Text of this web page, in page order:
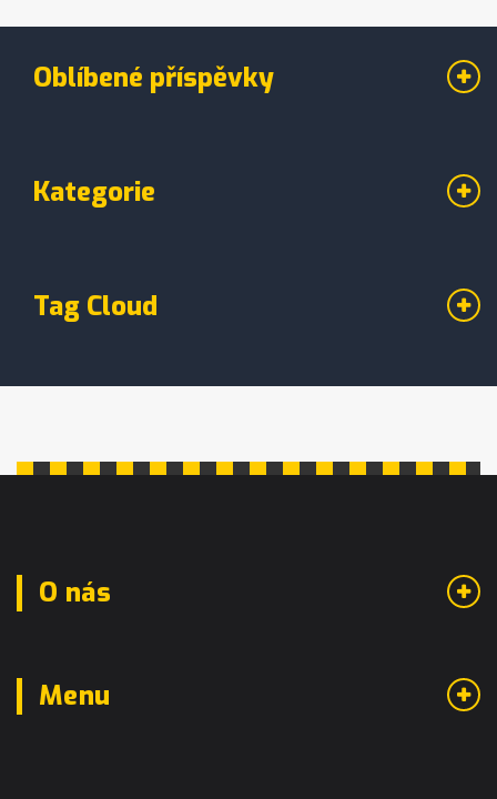
Oblíbené příspěvky
Kategorie
Tag Cloud
O nás
Menu